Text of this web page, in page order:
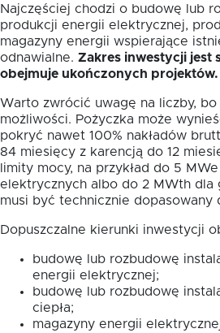
Najczęściej chodzi o budowę lub
produkcji energii elektrycznej,
magazyny energii wspierające
odnawialne. Zakres inwestycji jest
obejmuje ukończonych projektów.
Warto zwrócić uwagę na liczby,
możliwości. Pożyczka może
pokryć nawet 100% nakładów
84 miesięcy z karencją do 12
limity mocy, na przykład do 5
elektrycznych albo do 2 MWth
musi być technicznie dopasowany
Dopuszczalne kierunki inwestycji
budowę lub rozbudowę
energii elektrycznej;
budowę lub rozbudowę
ciepła;
magazyny energii